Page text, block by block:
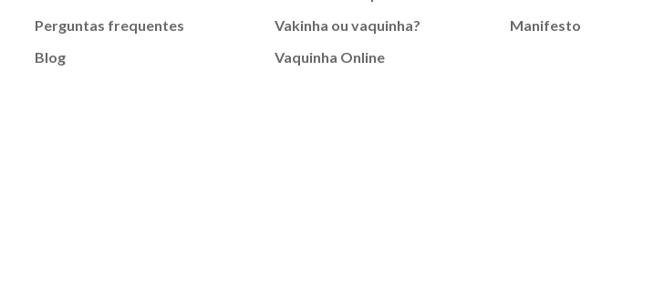
Perguntas frequentes
Blog
Vakinha ou vaquinha?
Vaquinha Online
Manifesto